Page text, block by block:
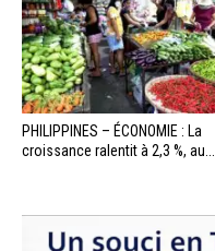
PHILIPPINES – ÉCONOMIE : La
croissance ralentit à 2,3 %, au...